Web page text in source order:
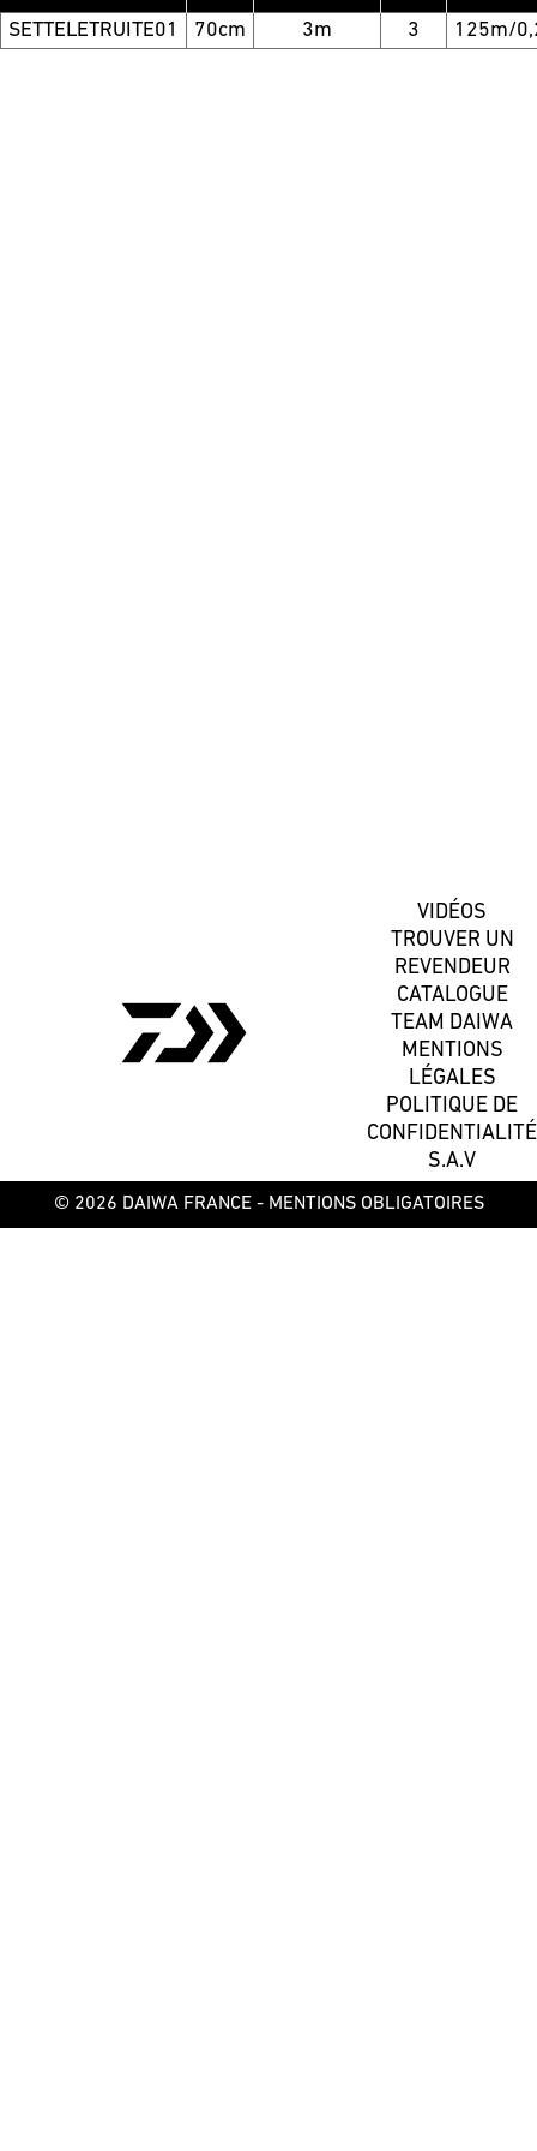
SETTELETRUITE01 70cm 3m 3 125m/
VIDÉOS
TROUVER UN
REVENDEUR
CATALOGUE
TEAM DAIWA
MENTIONS
LÉGALES
POLITIQUE DE
CONFIDENTIALITÉ
S.A.V
© 2026 DAIWA FRANCE - MENTIONS OBLIGATOIRES